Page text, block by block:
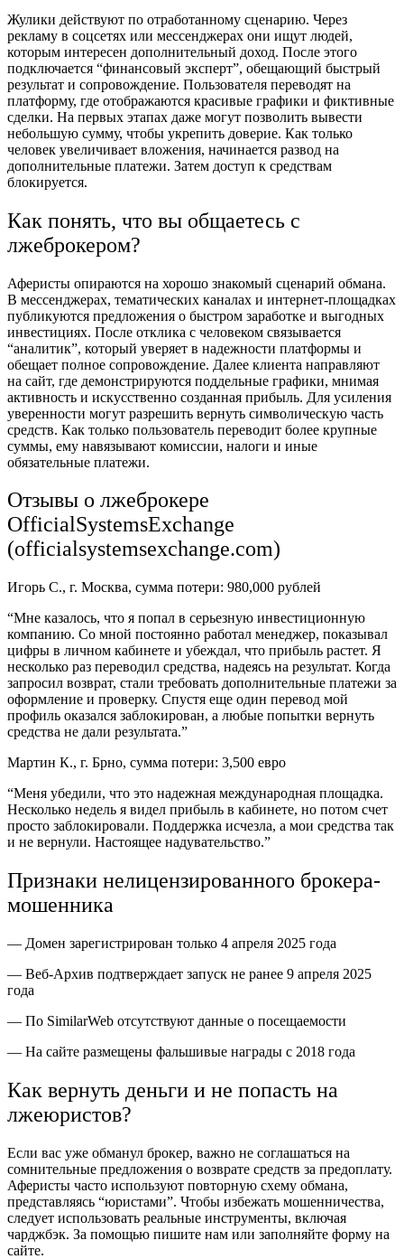
Жулики действуют по отработанному сценарию. Через
рекламу в соцсетях или мессенджерах они ищут людей,
которым интересен дополнительный доход. После этого
подключается “финансовый эксперт”, обещающий быстрый
результат и сопровождение. Пользователя переводят на
платформу, где отображаются красивые графики и фиктивные
сделки. На первых этапах даже могут позволить вывести
небольшую сумму, чтобы укрепить доверие. Как только
человек увеличивает вложения, начинается развод на
дополнительные платежи. Затем доступ к средствам
блокируется.
Как понять, что вы общаетесь с
лжеброкером?
Аферисты опираются на хорошо знакомый сценарий обмана.
В мессенджерах, тематических каналах и интернет-площадках
публикуются предложения о быстром заработке и выгодных
инвестициях. После отклика с человеком связывается
“аналитик”, который уверяет в надежности платформы и
обещает полное сопровождение. Далее клиента направляют
на сайт, где демонстрируются поддельные графики, мнимая
активность и искусственно созданная прибыль. Для усиления
уверенности могут разрешить вернуть символическую часть
средств. Как только пользователь переводит более крупные
суммы, ему навязывают комиссии, налоги и иные
обязательные платежи.
Отзывы о лжеброкере
OfficialSystemsExchange
(officialsystemsexchange.com)
Игорь С., г. Москва, сумма потери: 980,000 рублей
“Мне казалось, что я попал в серьезную инвестиционную
компанию. Со мной постоянно работал менеджер, показывал
цифры в личном кабинете и убеждал, что прибыль растет. Я
несколько раз переводил средства, надеясь на результат. Когда
запросил возврат, стали требовать дополнительные платежи за
оформление и проверку. Спустя еще один перевод мой
профиль оказался заблокирован, а любые попытки вернуть
средства не дали результата.”
Мартин К., г. Брно, сумма потери: 3,500 евро
“Меня убедили, что это надежная международная площадка.
Несколько недель я видел прибыль в кабинете, но потом счет
просто заблокировали. Поддержка исчезла, а мои средства так
и не вернули. Настоящее надувательство.”
Признаки нелицензированного брокера-
мошенника
— Домен зарегистрирован только 4 апреля 2025 года
— Веб-Архив подтверждает запуск не ранее 9 апреля 2025
года
— По SimilarWeb отсутствуют данные о посещаемости
— На сайте размещены фальшивые награды с 2018 года
Как вернуть деньги и не попасть на
лжеюристов?
Если вас уже обманул брокер, важно не соглашаться на
сомнительные предложения о возврате средств за предоплату.
Аферисты часто используют повторную схему обмана,
представляясь “юристами”. Чтобы избежать мошенничества,
следует использовать реальные инструменты, включая
чарджбэк. За помощью пишите нам или заполняйте форму на
сайте.